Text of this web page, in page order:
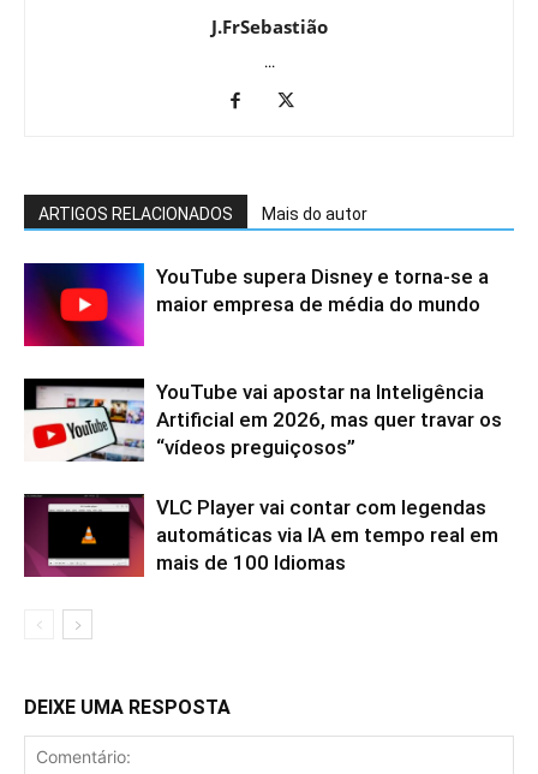
J.FrSebastião
...
ARTIGOS RELACIONADOS Mais do autor
YouTube supera Disney e torna-se a
maior empresa de média do mundo
YouTube vai apostar na Inteligência
Artificial em 2026, mas quer travar os
“vídeos preguiçosos”
VLC Player vai contar com legendas
automáticas via IA em tempo real em
mais de 100 Idiomas
DEIXE UMA RESPOSTA